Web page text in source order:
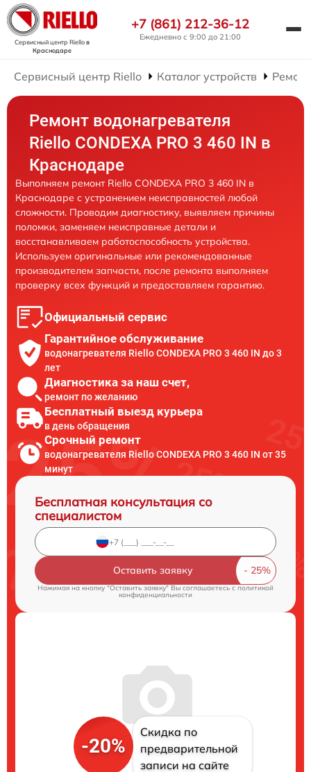
Сервисный центр Rielloв
Краснодаре
+7 (861) 212-36-12
Ежедневно с 9:00 до 21:00
Сервисный центр Riello Каталог устройств
Ремонт водонагревателя
Riello CONDEXA PRO 3 460 IN в
Краснодаре
Выполняем ремонт Riello CONDEXA PRO 3 460 IN в
Краснодаре с устранением неисправностей любой
сложности. Проводим диагностику, выявляем причины
поломки, заменяем неисправные детали и
восстанавливаем работоспособность устройства.
Используем оригинальные или рекомендованные
производителем запчасти, после ремонта выполняем
проверку всех функций и предоставляем гарантию.
Официальный сервис
Гарантийное обслуживание
водонагревателя Riello CONDEXA PRO 3 460 IN до 3
лет
Диагностика за наш счет,
ремонт по желанию
Бесплатный выезд курьера
в день обращения
Срочный ремонт
водонагревателя Riello CONDEXA PRO 3 460 IN от 35
минут
Бесплатная консультация со
специалистом
Оставить заявку
Нажимая на кнопку "Оставить заявку" Вы соглашаетесь c политикой
конфиденциальности
-20%
Скидка по
предварительной
записи на сайте